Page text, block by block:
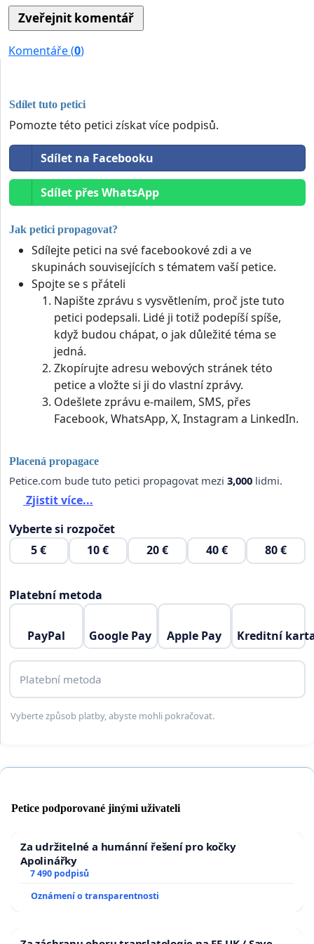
Komentáře (0)
Sdílet tuto petici
Pomozte této petici získat více podpisů.
Sdílet na Facebooku
Sdílet přes WhatsApp
Jak petici propagovat?
Sdílejte petici na své facebookové zdi a ve
skupinách souvisejících s tématem vaší petice.
Spojte se s přáteli
Napište zprávu s vysvětlením, proč jste tuto
petici podepsali. Lidé ji totiž podepíší spíše,
když budou chápat, o jak důležité téma se
jedná.
Zkopírujte adresu webových stránek této
petice a vložte si ji do vlastní zprávy.
Odešlete zprávu e-mailem, SMS, přes
Facebook, WhatsApp, X, Instagram a LinkedIn.
Placená propagace
Petice.com bude tuto petici propagovat mezi 3,000 lidmi.
Zjistit více...
Vyberte si rozpočet
5 €
10 € 20 € 40 € 80 €
Platební metoda
PayPal Google Pay Apple Pay Kreditní
Platební metoda
Vyberte způsob platby, abyste mohli pokračovat.
Petice podporované jinými uživateli
Za udržitelné a humánní řešení pro kočky
Apolinářky
7 490 podpisů
Oznámení o transparentnosti